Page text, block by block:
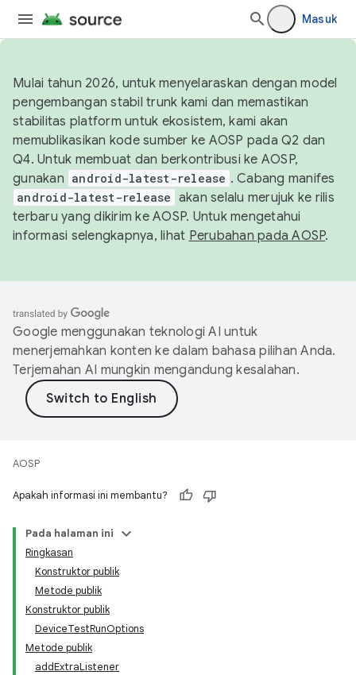
Masuk
Mulai tahun 2026, untuk menyelaraskan dengan model
pengembangan stabil trunk kami dan memastikan
stabilitas platform untuk ekosistem, kami akan
memublikasikan kode sumber ke AOSP pada Q2 dan
Q4. Untuk membuat dan berkontribusi ke AOSP,
gunakan android-latest-release . Cabang manifes
android-latest-release akan selalu merujuk ke rilis
terbaru yang dikirim ke AOSP. Untuk mengetahui
informasi selengkapnya, lihat Perubahan pada AOSP.
Google menggunakan teknologi AI untuk
menerjemahkan konten ke dalam bahasa pilihan Anda.
Terjemahan AI mungkin mengandung kesalahan.
AOSP
Apakah informasi ini membantu?
Pada halaman ini
Ringkasan
Konstruktor publik
Metode publik
Konstruktor publik
DeviceTestRunOptions
Metode publik
addExtraListener